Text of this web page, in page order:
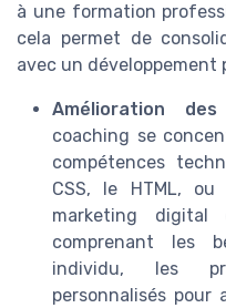
à une formation
cela permet de
avec un développement
Amélioration
coaching se
compétences
CSS, le HTML,
marketing
comprenant les
individu, les
personnalisés pour